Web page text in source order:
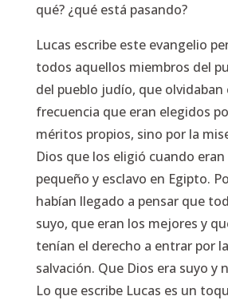
qué? ¿qué está pasando?
Lucas escribe este evangelio
todos aquellos miembros del
del pueblo judío, que olvidaban
frecuencia que eran elegidos
méritos propios, sino por la
Dios que los eligió cuando
pequeño y esclavo en Egipto.
habían llegado a pensar que
suyo, que eran los mejores y
tenían el derecho a entrar por
salvación. Que Dios era suyo y
Lo que escribe Lucas es un